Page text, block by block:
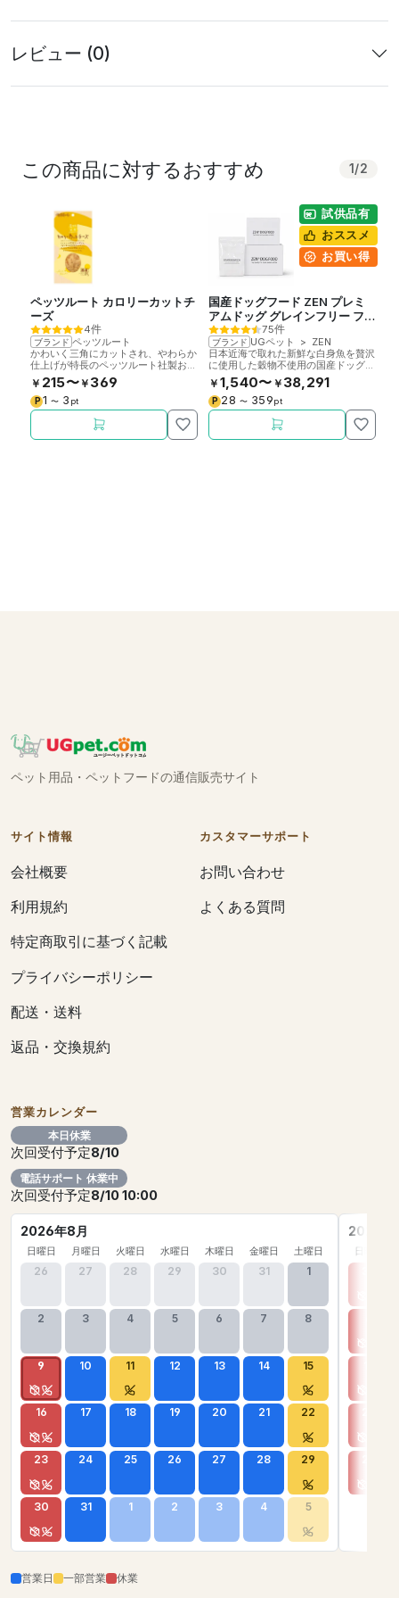
レビュー (0)
この商品に対するおすすめ 1 /2
ペッツルート カロリーカットチ
ーズ
4件
ブランド ペッツルート
かわいく三角にカットされ、やわらか
仕上げが特長のペッツルート社製おや
つです。塩分を約20%カットし、カ
ルシウムを増量。
￥ 215〜￥ 369
P 1 〜 3 pt
試供品有
おススメ
お買い得
国産ドッグフード ZEN プレミ
アムドッグ グレインフリー フィ
ッシュ
75件
ブランド UGペット > ZEN
日本近海で取れた新鮮な白身魚を贅沢
に使用した穀物不使用の国産ドッグフ
ードです。総合栄養食。
￥ 1,540〜 ￥ 38,291
P 28 〜 359pt
ペット用品・ペットフードの通信販売サイト
サイト情報
会社概要
利用規約
特定商取引に基づく記載
プライバシーポリシー
配送・送料
返品・交換規約
カスタマーサポート
お問い合わせ
よくある質問
営業カレンダー
本日休業
次回受付予定8/10
電話サポート 休業中
次回受付予定8/10 10:00
2026年8月
日曜日 月曜日 火曜日 水曜日 木曜日 金曜日 土曜日
26 27 28 29 30 31 1
2 3 4 5 6 7 8
9 10 11 12 13 14 15
16 17 18 19 20 21 22
23 24 25 26 27 28 29
30 31 1 2 3 4 5
2026年
日曜日
営業日 一部営業 休業